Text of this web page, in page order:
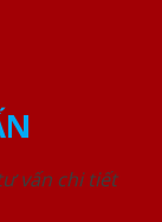
vấn chi tiết